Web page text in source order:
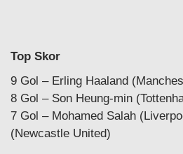
Top Skor
9 Gol – Erling Haaland
8 Gol – Son Heung-min
7 Gol – Mohamed Salah
(Newcastle United)